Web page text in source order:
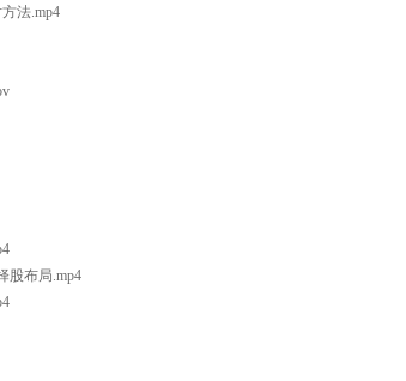
法.mp4
股布局.mp4